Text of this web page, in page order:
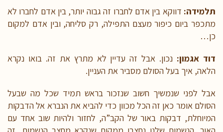
תלמידה: דווקא בין אדם לחברו זה גבוה יותר, בין אדם לחברו לא
מתכפר ביום כיפור מעצם התפילה, רק סליחה, ובין אדם למקום
כן…
דוד אגמון: נכון. אבל זה עדיין לא מתרץ את זה. בואו נקרא
הלאה, איך בעל הסולם מסביר את העניין.
אבל לפני שנמשיך חשוב שנזכור בראש תמיד שכל מה שבעל
הסולם אומר כאן זה הכל מכוון כדי להביא את הנברא אל הדבקות
המיוחלת, דבקות באור של הקב”ה, לחזור ולהיות שוב אחד עם